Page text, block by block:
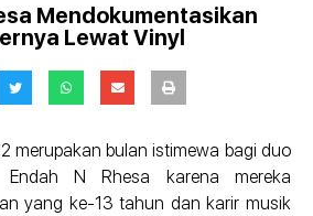
Mendokumentasikan
Lewat Vinyl
merupakan bulan istimewa bagi duo
N Rhesa karena mereka
yang ke-13 tahun dan karir musik